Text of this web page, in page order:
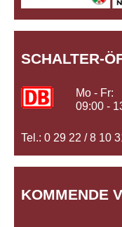
SCHALTER-
Mo - Fr:
09:00 -
Tel.: 0 29 22 / 8 10
KOMMENDE